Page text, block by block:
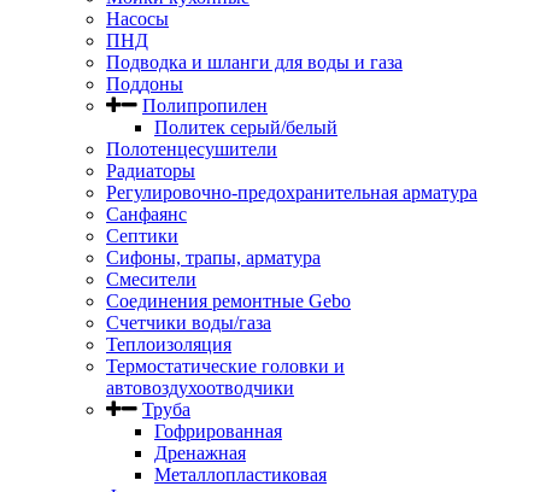
Насосы
ПНД
Подводка и шланги для воды и газа
Поддоны
Полипропилен
Политек серый/белый
Полотенцесушители
Радиаторы
Регулировочно-предохранительная арматура
Санфаянс
Септики
Сифоны, трапы, арматура
Смесители
Соединения ремонтные Gebo
Счетчики воды/газа
Теплоизоляция
Термостатические головки и
автовоздухоотводчики
Труба
Гофрированная
Дренажная
Металлопластиковая